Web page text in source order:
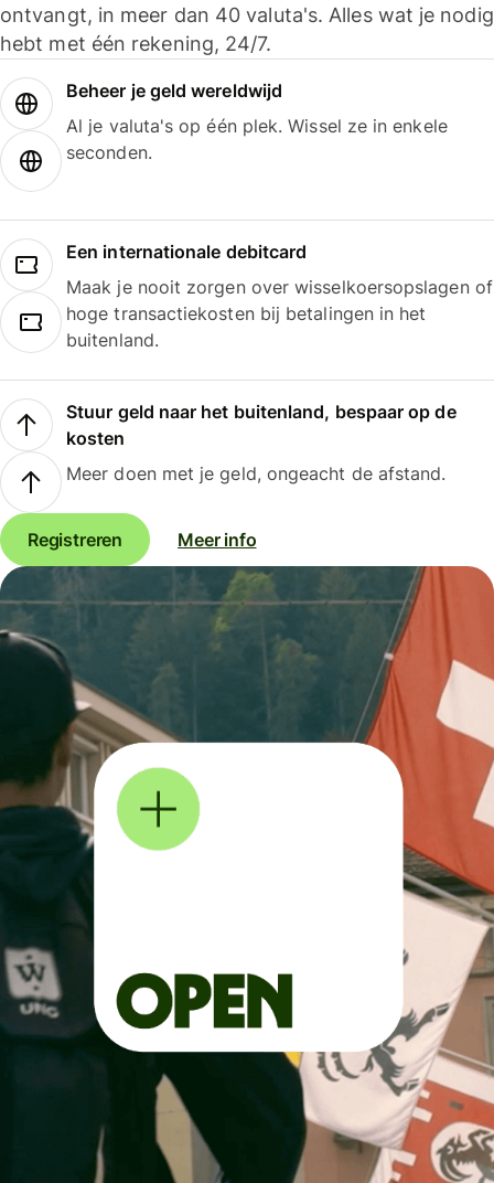
ontvangt, in meer dan 40 valuta's. Alles wat je nodig
hebt met één rekening, 24/7.
Beheer je geld wereldwijd
Al je valuta's op één plek. Wissel ze in enkele
seconden.
Een internationale debitcard
Maak je nooit zorgen over wisselkoersopslagen of
hoge transactiekosten bij betalingen in het
buitenland.
Stuur geld naar het buitenland, bespaar op de
kosten
Meer doen met je geld, ongeacht de afstand.
Registreren Meer info